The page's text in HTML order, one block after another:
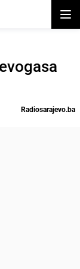
Radiosarajevo.ba